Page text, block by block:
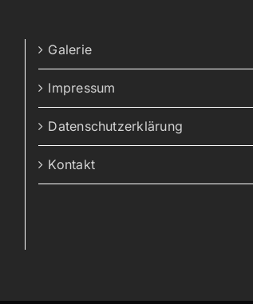
Galerie
Impressum
Datenschutzerklärung
Kontakt